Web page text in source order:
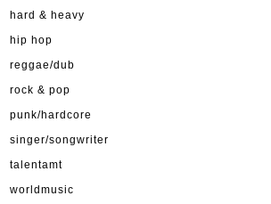
hard & heavy
hip hop
reggae/dub
rock & pop
punk/hardcore
singer/songwriter
talentamt
worldmusic